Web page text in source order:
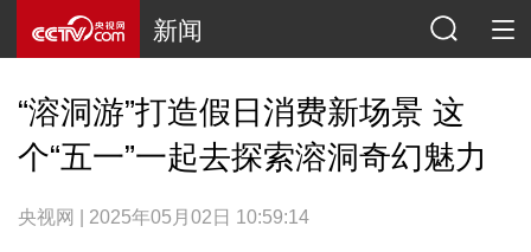
新闻
“溶洞游”打造假日消费新场景 这
个“五一”一起去探索溶洞奇幻魅力
央视网 | 2025年05月02日 10:59:14